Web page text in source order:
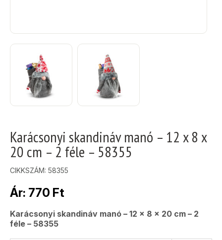
Karácsonyi skandináv manó – 12 x 8 x
20 cm – 2 féle – 58355
CIKKSZÁM: 58355
Ár: 770 Ft
Karácsonyi skandináv manó – 12 x 8 x 20 cm – 2
féle – 58355